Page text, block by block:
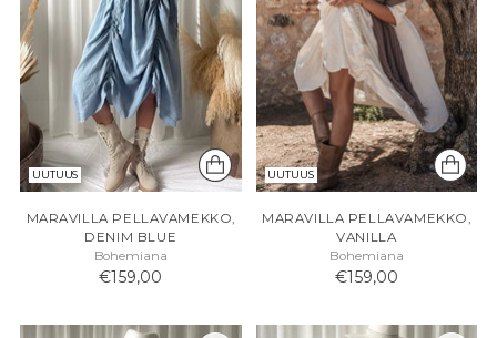
UUTUUS
MARAVILLA PELLAVAMEKKO,
DENIM BLUE
Bohemiana
€159,00
UUTUUS
MARAVILLA PELLAVAMEKKO,
VANILLA
Bohemiana
€159,00